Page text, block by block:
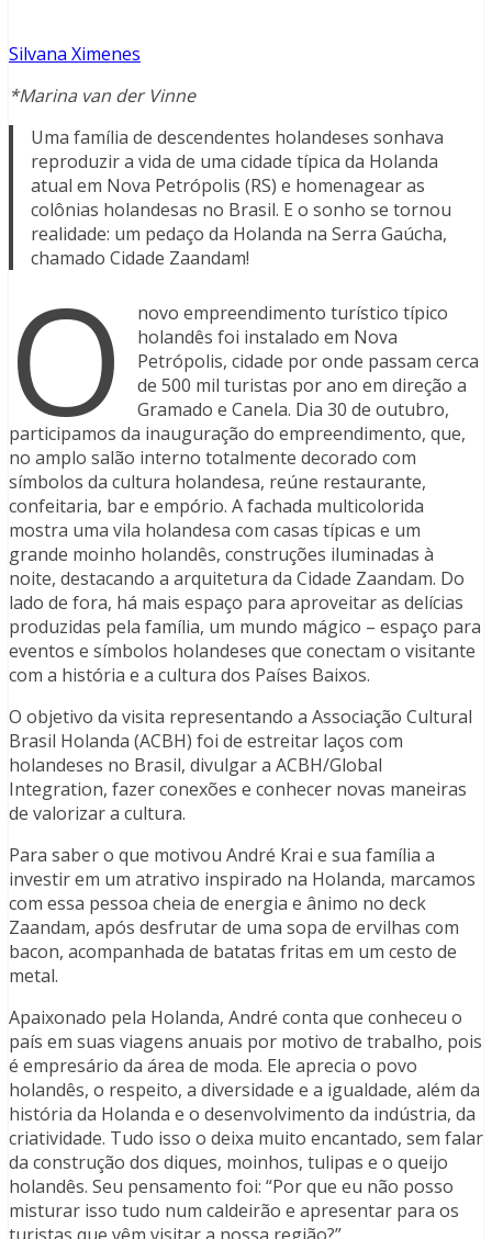
Silvana Ximenes
*Marina van der Vinne
Uma família de descendentes holandeses sonhava
reproduzir a vida de uma cidade típica da Holanda
atual em Nova Petrópolis (RS) e homenagear as
colônias holandesas no Brasil. E o sonho se tornou
realidade: um pedaço da Holanda na Serra Gaúcha,
chamado Cidade Zaandam!
O
novo empreendimento turístico típico
holandês foi instalado em Nova
Petrópolis, cidade por onde passam cerca
de 500 mil turistas por ano em direção a
Gramado e Canela. Dia 30 de outubro,
participamos da inauguração do empreendimento, que,
no amplo salão interno totalmente decorado com
símbolos da cultura holandesa, reúne restaurante,
confeitaria, bar e empório. A fachada multicolorida
mostra uma vila holandesa com casas típicas e um
grande moinho holandês, construções iluminadas à
noite, destacando a arquitetura da Cidade Zaandam. Do
lado de fora, há mais espaço para aproveitar as delícias
produzidas pela família, um mundo mágico – espaço para
eventos e símbolos holandeses que conectam o visitante
com a história e a cultura dos Países Baixos.
O objetivo da visita representando a Associação Cultural
Brasil Holanda (ACBH) foi de estreitar laços com
holandeses no Brasil, divulgar a ACBH/Global
Integration, fazer conexões e conhecer novas maneiras
de valorizar a cultura.
Para saber o que motivou André Krai e sua família a
investir em um atrativo inspirado na Holanda, marcamos
com essa pessoa cheia de energia e ânimo no deck
Zaandam, após desfrutar de uma sopa de ervilhas com
bacon, acompanhada de batatas fritas em um cesto de
metal.
Apaixonado pela Holanda, André conta que conheceu o
país em suas viagens anuais por motivo de trabalho, pois
é empresário da área de moda. Ele aprecia o povo
holandês, o respeito, a diversidade e a igualdade, além da
história da Holanda e o desenvolvimento da indústria, da
criatividade. Tudo isso o deixa muito encantado, sem falar
da construção dos diques, moinhos, tulipas e o queijo
holandês. Seu pensamento foi: “Por que eu não posso
misturar isso tudo num caldeirão e apresentar para os